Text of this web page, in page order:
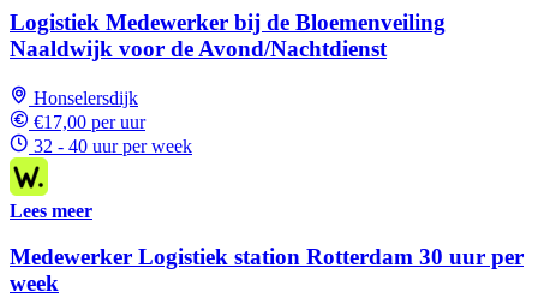
Logistiek Medewerker bij de Bloemenveiling
Naaldwijk voor de Avond/Nachtdienst
Honselersdijk
€17,00 per uur
32 - 40 uur per week
Lees meer
Medewerker Logistiek station Rotterdam 30 uur per
week